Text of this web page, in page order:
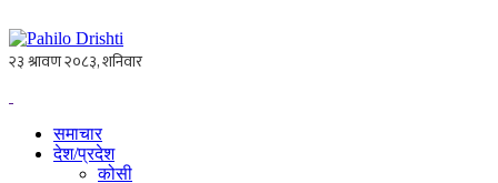
समाचार
देश/प्रदेश
कोसी